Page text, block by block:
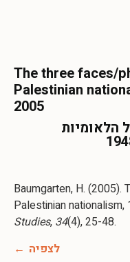
The three faces/
Palestinian
2005
Baumgarten, H.
Palestinian
Studies, 34(4), 25-48.
לצפיה